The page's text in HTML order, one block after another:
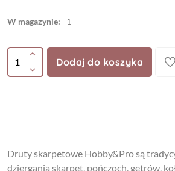
W magazynie: 1
Dodaj do koszyka
Druty skarpetowe Hobby&Pro są
dziergania skarpet, pończoch, getrów,